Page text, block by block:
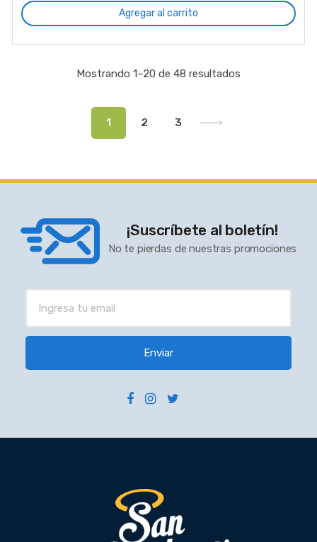
Agregar al carrito
Mostrando 1–20 de 48 resultados
1 2 3
¡Suscríbete al boletín!
No te pierdas de nuestras promociones
Enviar